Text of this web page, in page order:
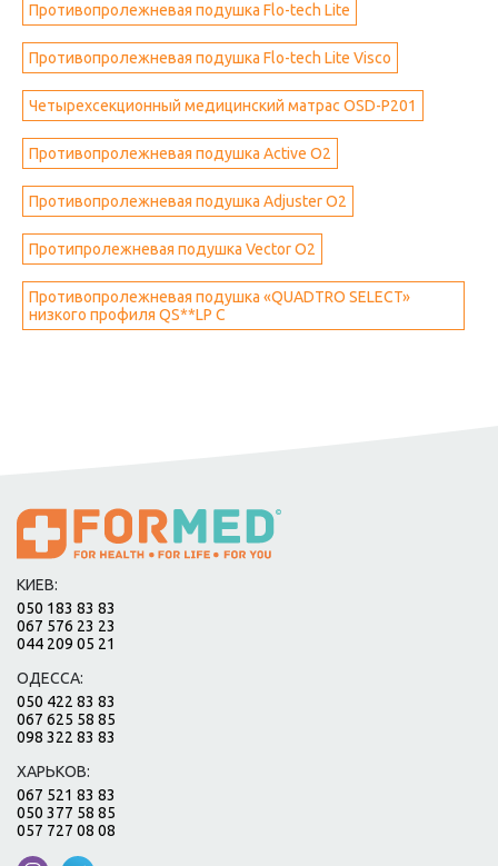
Противопролежневая подушка Flo-tech Lite
Противопролежневая подушка Flo-tech Lite Visco
Четырехсекционный медицинский матрас OSD-P201
Противопролежневая подушка Active O2
Противопролежневая подушка Adjuster O2
Протипролежневая подушка Vector O2
Противопролежневая подушка «QUADTRO SELECT»
низкого профиля QS**LP C
КИЕВ:
050 183 83 83
067 576 23 23
044 209 05 21
ОДЕССА:
050 422 83 83
067 625 58 85
098 322 83 83
ХАРЬКОВ:
067 521 83 83
050 377 58 85
057 727 08 08